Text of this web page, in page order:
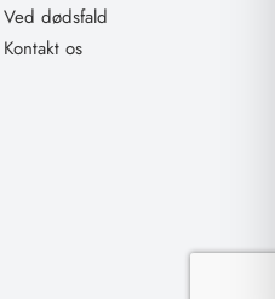
Ved dødsfald
Kontakt os